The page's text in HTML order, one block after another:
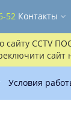
CCTV
сайт
52 Контакты
Условия